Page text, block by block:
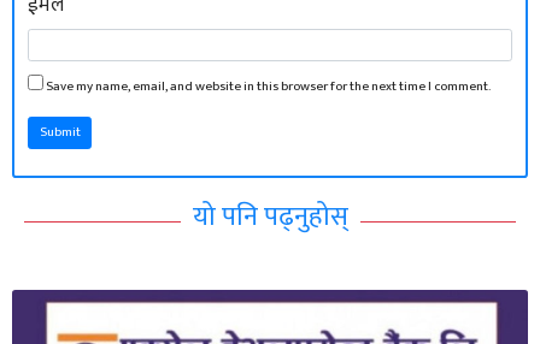
Save my name, email, and website in this browser for the next time I comment.
Submit
यो पनि पढ्नुहोस्